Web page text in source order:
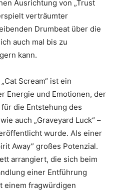
Ausrichtung von „Trust
verträumter
Drumbeat über die
auch mal bis zu
kann.
Scream“ ist ein
Energie und Emotionen, der
die Entstehung des
auch „Graveyard Luck“ –
wurde. Als einer
Away” großes Potenzial.
arrangiert, die sich beim
einer Entführung
einem fragwürdigen